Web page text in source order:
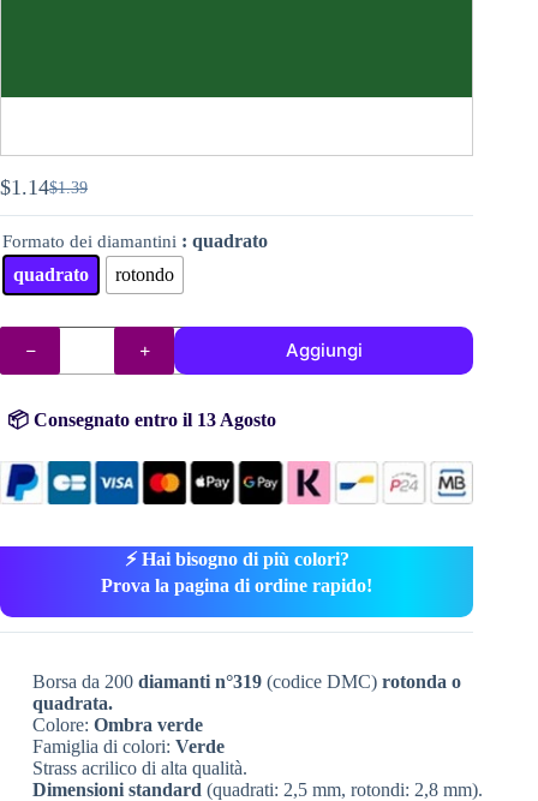
$1.39
Il
prezzo
originale
era:
$1.39.
$1.14Il
prezzo
attuale
è:
$1.14.
Formato dei diamantini : quadrato
quadrato
rotondo
DMC
diamantini
(perline)
319
Aggiungi
📦 Consegnato entro il 13 Agosto
⚡ Hai bisogno di più colori?
Prova la pagina di ordine rapido!
Borsa da 200 diamanti n°319(codice DMC) rotonda o
quadrata.
Colore: Ombra verde
Famiglia di colori: Verde
Strass acrilico di alta qualità.
Dimensioni standard (quadrati: 2,5 mm, rotondi: 2,8 mm).